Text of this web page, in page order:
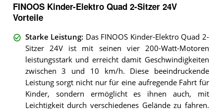
FINOOS Kinder-Elektro Quad 2-Sitzer 24V
Vorteile
Starke Leistung: Das FINOOS Kinder-Elektro Quad 2-
Sitzer 24V ist mit seinen vier 200-Watt-Motoren
leistungsstark und erreicht damit Geschwindigkeiten
zwischen 3 und 10 km/h. Diese beeindruckende
Leistung sorgt nicht nur für eine aufregende Fahrt für
Kinder, sondern ermöglicht es ihnen auch, mit
Leichtigkeit durch verschiedenes Gelände zu fahren.